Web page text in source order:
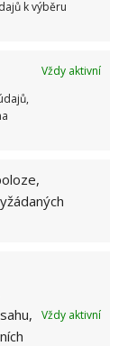
k výběru
Vždy aktivní
Vždy aktivní
se
studií a práce
že se
v...